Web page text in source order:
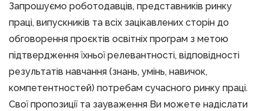
Запрошуємо роботодавців, представників ринку
праці, випускників та всіх зацікавлених сторін до
обговорення проєктів освітніх програм з метою
підтвердження їхньої релевантності, відповідності
результатів навчання (знань, умінь, навичок,
компетентностей) потребам сучасного ринку праці.
Свої пропозиції та зауваження Ви можете надіслати